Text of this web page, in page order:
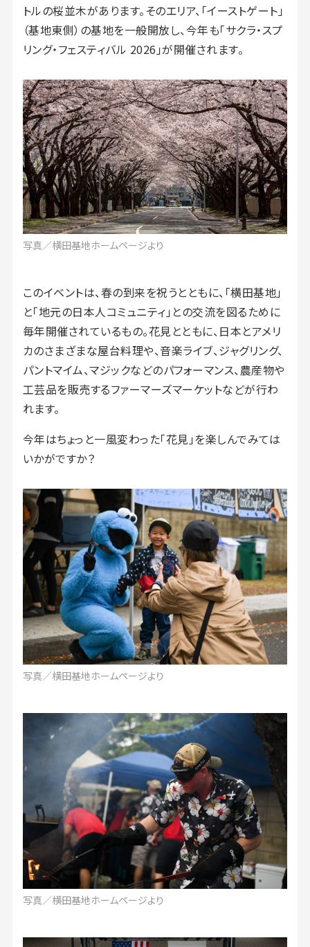
トルの桜並木があります。そのエリア、「イーストゲート」
（基地東側）の基地を一般開放し、今年も「サクラ・スプ
リング・フェスティバル 2026」が開催されます。
写真／横田基地ホームページより
このイベントは、春の到来を祝うとともに、「横田基地」
と「地元の日本人コミュニティ」との交流を図るために
毎年開催されているもの。花見とともに、日本とアメリ
カのさまざまな屋台料理や、音楽ライブ、ジャグリング、
パントマイム、マジックなどのパフォーマンス、農産物や
工芸品を販売するファーマーズマーケットなどが行わ
れます。
今年はちょっと一風変わった「花見」を楽しんでみては
いかがですか？
写真／横田基地ホームページより
写真／横田基地ホームページより